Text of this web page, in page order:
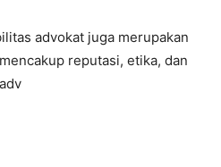
advokat juga merupakan
reputasi, etika, dan